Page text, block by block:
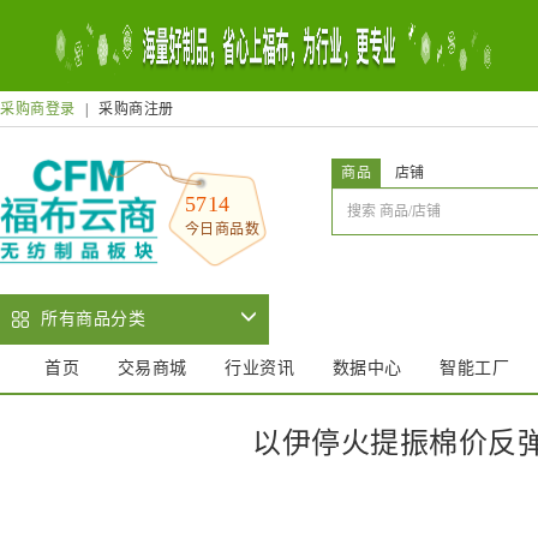
采购商登录 采购商注册
5714
今日商品数
商品 店铺
所有商品分类
首页 交易商城 行业资讯 数据中心 智能工厂
以伊停火提振棉价反